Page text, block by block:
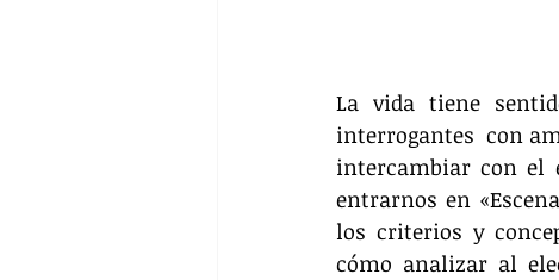
La vida tiene
interrogantes  con
intercambiar con el
entrarnos en
los criterios y
cómo analizar al